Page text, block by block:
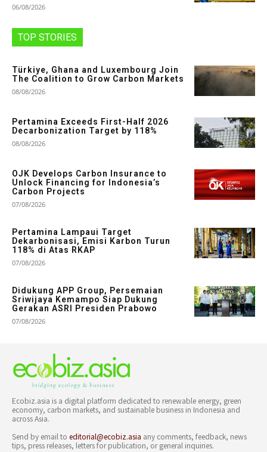
06/08/2026
TOP STORIES
Türkiye, Ghana and Luxembourg Join
The Coalition to Grow Carbon Markets
08/08/2026
Pertamina Exceeds First-Half 2026
Decarbonization Target by 118%
08/08/2026
OJK Develops Carbon Insurance to
Unlock Financing for Indonesia’s
Carbon Projects
07/08/2026
Pertamina Lampaui Target
Dekarbonisasi, Emisi Karbon Turun
118% di Atas RKAP
07/08/2026
Didukung APP Group, Persemaian
Sriwijaya Kemampo Siap Dukung
Gerakan ASRI Presiden Prabowo
07/08/2026
Ecobiz.asia is a digital platform dedicated to renewable energy, green
economy, carbon markets, and sustainable business in Indonesia and
across Asia.
Send by email to editorial@ecobiz.asia any comments, feedback, news
tips, press releases, letters for publication, or general inquiries.